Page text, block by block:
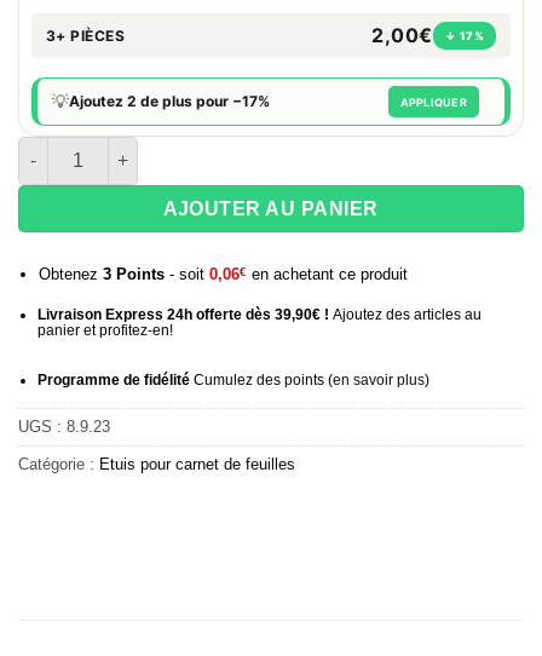
3+ PIÈCES 2,00€ ↓ 17%
💡Ajoutez 2 de plus pour −17% APPLIQUER
quantité de Etui pour feuille cône G-tube - Amsterdam picnic
AJOUTER AU PANIER
Obtenez 3Points- soit 0,06€ en achetant ce produit
Livraison Express 24h offerte dès 39,90€ ! Ajoutez des articles au
panier et profitez-en!
Programme de fidélitéCumulez des points (en savoir plus)
UGS : 8.9.23
Catégorie : Etuis pour carnet de feuilles